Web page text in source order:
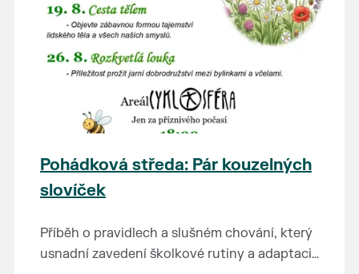
Pohádková středa: Pár kouzelných
slovíček
Příběh o pravidlech a slušném chování, který
usnadní zavedení školkové rutiny a adaptaci